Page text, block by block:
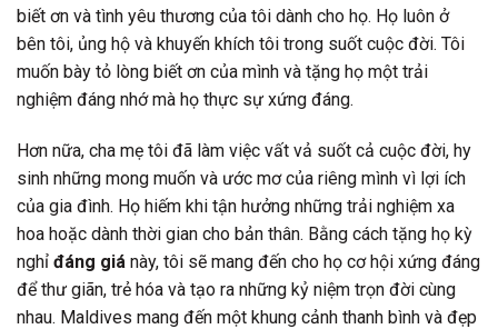
biết ơn và tình yêu thương của tôi dành cho họ. Họ luôn ở
bên tôi, ủng hộ và khuyến khích tôi trong suốt cuộc đời. Tôi
muốn bày tỏ lòng biết ơn của mình và tặng họ một trải
nghiệm đáng nhớ mà họ thực sự xứng đáng.
Hơn nữa, cha mẹ tôi đã làm việc vất vả suốt cả cuộc đời, hy
sinh những mong muốn và ước mơ của riêng mình vì lợi ích
của gia đình. Họ hiếm khi tận hưởng những trải nghiệm xa
hoa hoặc dành thời gian cho bản thân. Bằng cách tặng họ kỳ
nghỉ đáng giá này, tôi sẽ mang đến cho họ cơ hội xứng đáng
để thư giãn, trẻ hóa và tạo ra những kỷ niệm trọn đời cùng
nhau. Maldives mang đến một khung cảnh thanh bình và đẹp